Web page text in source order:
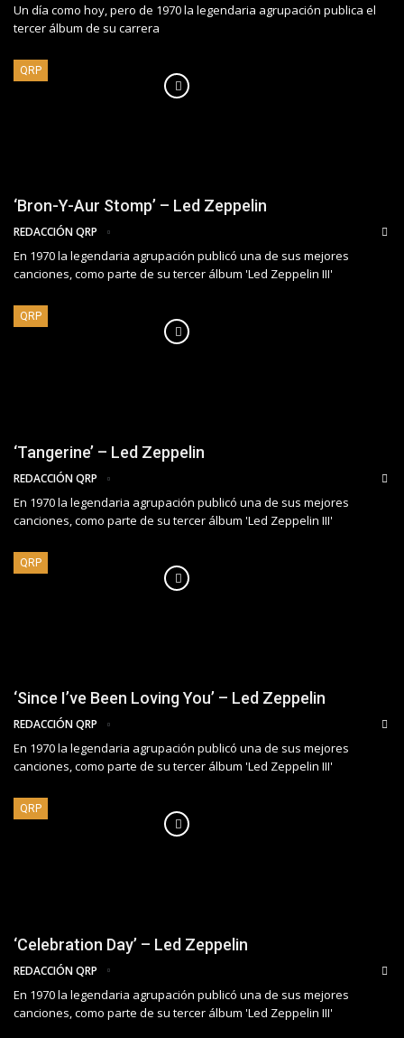
Un día como hoy, pero de 1970 la legendaria agrupación publica el
tercer álbum de su carrera
QRP
‘Bron-Y-Aur Stomp’ – Led Zeppelin
REDACCIÓN QRP
En 1970 la legendaria agrupación publicó una de sus mejores
canciones, como parte de su tercer álbum 'Led Zeppelin III'
QRP
‘Tangerine’ – Led Zeppelin
REDACCIÓN QRP
En 1970 la legendaria agrupación publicó una de sus mejores
canciones, como parte de su tercer álbum 'Led Zeppelin III'
QRP
‘Since I’ve Been Loving You’ – Led Zeppelin
REDACCIÓN QRP
En 1970 la legendaria agrupación publicó una de sus mejores
canciones, como parte de su tercer álbum 'Led Zeppelin III'
QRP
‘Celebration Day’ – Led Zeppelin
REDACCIÓN QRP
En 1970 la legendaria agrupación publicó una de sus mejores
canciones, como parte de su tercer álbum 'Led Zeppelin III'